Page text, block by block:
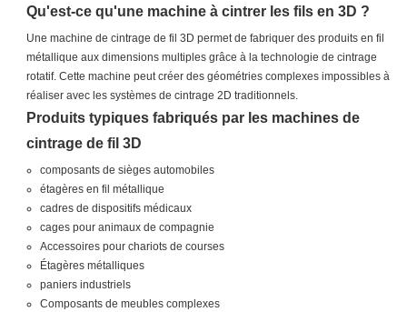
Qu'est-ce qu'une machine à cintrer les fils en 3D ?
Une machine de cintrage de fil 3D permet de fabriquer des produits en fil
métallique aux dimensions multiples grâce à la technologie de cintrage
rotatif. Cette machine peut créer des géométries complexes impossibles à
réaliser avec les systèmes de cintrage 2D traditionnels.
Produits typiques fabriqués par les machines de
cintrage de fil 3D
composants de sièges automobiles
étagères en fil métallique
cadres de dispositifs médicaux
cages pour animaux de compagnie
Accessoires pour chariots de courses
Étagères métalliques
paniers industriels
Composants de meubles complexes